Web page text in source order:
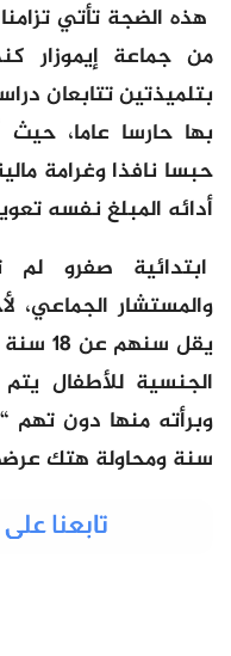
هذه الضجة تأتي
من جماعة إيموزار
بتلميذتين تتابعان
بها حارسا عاما، حيث
أدائه المبلغ نفسه
ابتدائية صفرو
والمستشار الجماعي،
يقل
الجنسية للأطفال
سنة ومحاولة هتك